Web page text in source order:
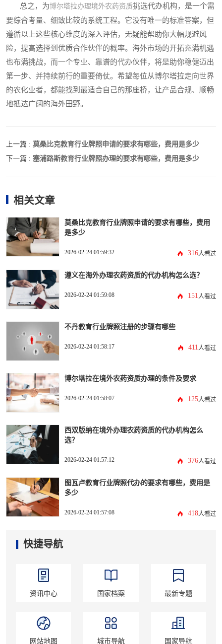
总之，为博尔塔拉办理境外农药资质挑选代办机构，是一个需
要综合考量、细致比较的系统工程。它没有唯一的标准答案，但
遵循以上这些核心维度的深入评估，无疑能帮助你大幅规避风
险，提高选择到优质合作伙伴的概率。海外市场的开拓充满机遇
也布满挑战，而一个专业、靠谱的代办伙伴，将是助你稳健迈出
第一步、并持续前行的重要倚仗。希望每位从博尔塔拉走向世界
的农化业者，都能找到最适合自己的那座桥，让产品合规、顺畅
地抵达广阔的海外田野。
上一篇 : 莫桑比克教育行业牌照申请的要求有哪些，费用是多少
下一篇 : 塞浦路斯教育行业牌照办理的要求有哪些，费用是多少
相关文章
莫桑比克教育行业牌照申请的要求有哪些，费用
是多少
2026-02-24 01:59:32 316人看过
遵义在海外办理农药资质的代办机构怎么选？
2026-02-24 01:59:08 151人看过
不丹教育行业牌照注册的步骤有哪些
2026-02-24 01:58:17 411人看过
博尔塔拉在境外农药资质办理的条件及要求
2026-02-24 01:58:07 125人看过
西双版纳在境外办理农药资质的代办机构怎么
选？
2026-02-24 01:57:12 376人看过
图瓦卢教育行业牌照代办的要求有哪些，费用是
多少
2026-02-24 01:57:08 418人看过
快捷导航
资讯中心 国家档案 最新专题
网站地图 城市导航 国家导航